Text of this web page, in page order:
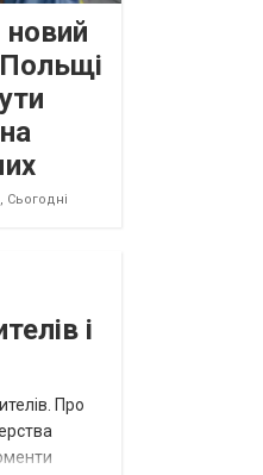
Сьогодні
і
Про